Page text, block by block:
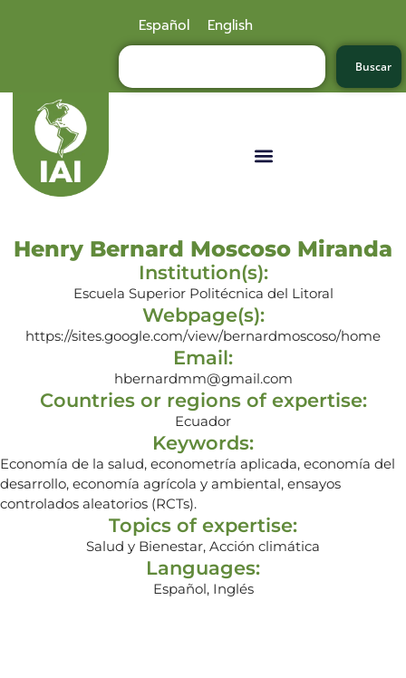
Español English
Buscar
Henry Bernard Moscoso Miranda
Institution(s):
Escuela Superior Politécnica del Litoral
Webpage(s):
https://sites.google.com/view/bernardmoscoso/home
Email:
hbernardmm@gmail.com
Countries or regions of expertise:
Ecuador
Keywords:
Economía de la salud, econometría aplicada, economía del
desarrollo, economía agrícola y ambiental, ensayos
controlados aleatorios (RCTs).
Topics of expertise:
Salud y Bienestar, Acción climática
Languages:
Español, Inglés